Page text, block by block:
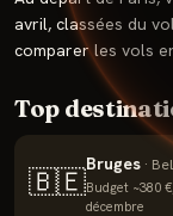
avril, classées du
comparer les vols
Top
🇧🇪Bruges ·
Budget ~380
décembre